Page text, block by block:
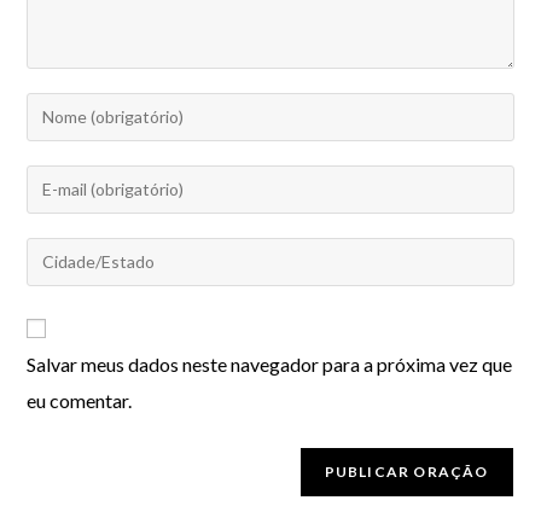
Salvar meus dados neste navegador para a próxima vez que
eu comentar.